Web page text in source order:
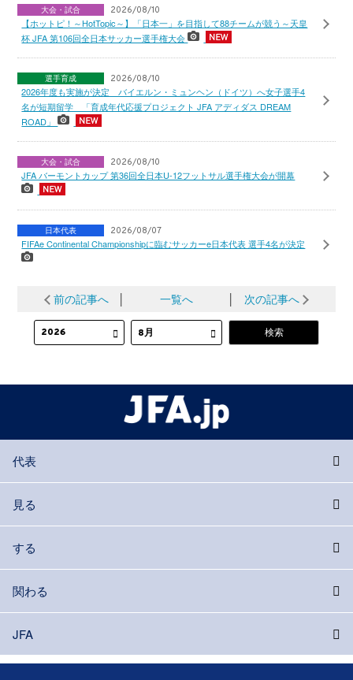
大会・試合 2026/08/10
【ホットピ！～HotTopic～】「日本一」を目指して88チームが競う～天皇
杯 JFA 第106回全日本サッカー選手権大会
選手育成 2026/08/10
2026年度も実施が決定 バイエルン・ミュンヘン（ドイツ）へ女子選手4
名が短期留学 「育成年代応援プロジェクト JFA アディダス DREAM
ROAD」
大会・試合 2026/08/10
JFA バーモントカップ 第36回全日本U-12フットサル選手権大会が開幕
日本代表 2026/08/07
FIFAe Continental Championshipに臨むサッカーe日本代表 選手4名が決定
前の記事へ 一覧へ 次の記事へ
代表
見る
する
関わる
JFA